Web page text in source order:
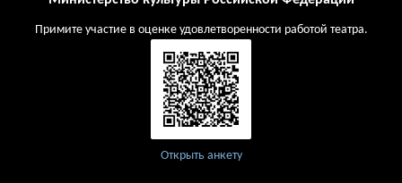
Примите участие в оценке удовлетворенности работой театра.
Открыть анкету